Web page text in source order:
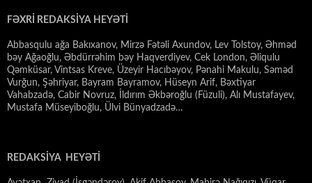
FƏXRİ REDAKSİYA HEYƏTİ
Abbasqulu ağa Bakıxanov, Mirzə Fətəli Axundov, Lev Tolstoy, Əhməd
bəy Ağaoğlu, Əbdürrəhim bəy Haqverdiyev, Cek London, Əliqulu
Qəmküsar, Vintsas Kreve, Üzeyir Hacıbəyov, Pənahi Makulu, Səməd
Vurğun, Şəhriyar, Bayram Bayramov, Hüseyn Arif, Bəxtiyar
Vahabzadə, Cabir Novruz, İldırım Əkbəroğlu (Füzuli), Alı Mustafayev,
Mustafa Müseyiboğlu, Ülvi Bünyadzadə…
REDAKSİYA HEYƏTİ